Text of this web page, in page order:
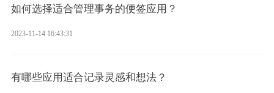
如何选择适合管理事务的便签应用？
2023-11-14 16:43:31
有哪些应用适合记录灵感和想法？